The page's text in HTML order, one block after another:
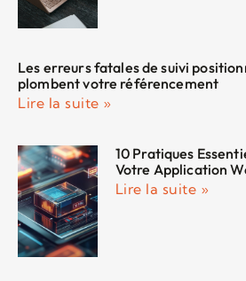
Les erreurs fatales de suivi
plombent votre référencement
Lire la suite »
10 Pratiques
Votre Application
Lire la suite »